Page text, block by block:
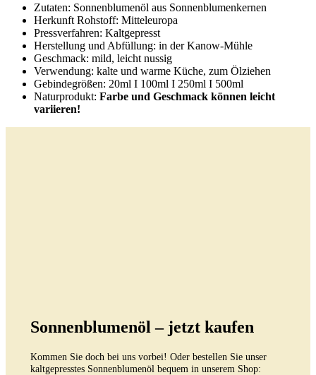
Zutaten: Sonnenblumenöl aus Sonnenblumenkernen
Herkunft Rohstoff: Mitteleuropa
Pressverfahren: Kaltgepresst
Herstellung und Abfüllung: in der Kanow-Mühle
Geschmack: mild, leicht nussig
Verwendung: kalte und warme Küche, zum Ölziehen
Gebindegrößen: 20ml I 100ml I 250ml I 500ml
Naturprodukt: Farbe und Geschmack können leicht
variieren!
Sonnenblumenöl – jetzt kaufen
Kommen Sie doch bei uns vorbei! Oder bestellen Sie unser
kaltgepresstes Sonnenblumenöl bequem in unserem Shop: